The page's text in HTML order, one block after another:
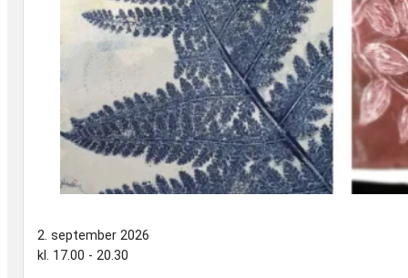
2. september 2026
kl. 17.00 - 20.30